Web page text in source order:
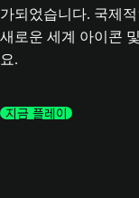
가되었습니다. 국제
새로운 세계 아이콘
요.
지금 플레이